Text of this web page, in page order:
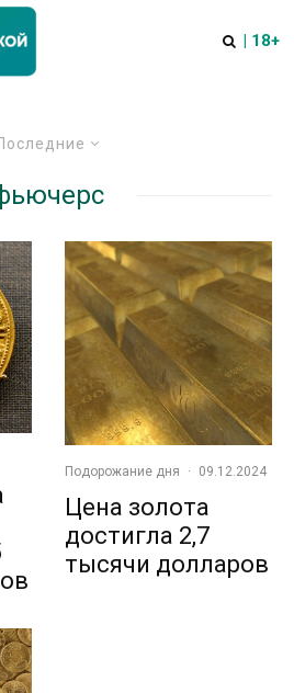
| 18+
Подорожание дня · 09.12.2024
Цена золота
достигла 2,7
тысячи долларов